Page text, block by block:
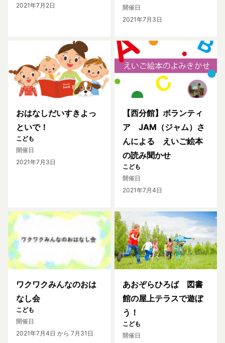
2021年7月2日
開催日
2021年7月3日
おはなしだいすきよっ
といで！
こども
開催日
2021年7月3日
【西分館】ボランティ
ア JAM（ジャム）さ
んによる えいご絵本
の読み聞かせ
こども
開催日
2021年7月4日
ワクワクみんなのおは
なし会
こども
開催日
2021年7月4日 から 7月31日
あおぞらひろば 図書
館の屋上テラスで遊ぼ
う！
こども
開催日